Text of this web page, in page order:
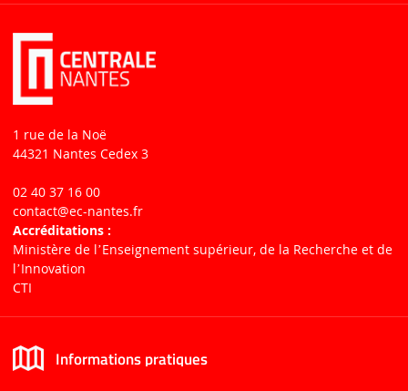
1 rue de la Noë
44321 Nantes Cedex 3
02 40 37 16 00
contact@ec-nantes.fr
Accréditations :
Ministère de lʼEnseignement supérieur, de la Recherche et de
lʼInnovation
CTI
Informations pratiques